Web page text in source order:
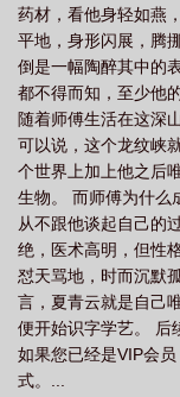
风全本TXT目录 少年夏
大结局 少年之夏 少
年夏风499章节目表 少
结局 少年夏风全文TXT
结局 少年夏风517章
TXT电子书 少年夏风
绿 少年夏风有绿吗
阁 少年盛夏 少年
文阅读 少年夏风顾婉
年 夏末少年 少年
药材，看他身轻如燕
平地，身形闪展，腾
倒是一幅陶醉其中的
都不得而知，至少他
随着师傅生活在这深
可以说，这个龙纹峡
个世界上加上他之后
生物。 而师傅为什么
从不跟他谈起自己的
绝，医术高明，但性
怼天骂地，时而沉默
言，夏青云就是自己
便开始识字学艺。 后
如果您已经是VIP会
式。...